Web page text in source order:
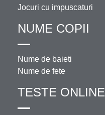
Jocuri cu impuscaturi
NUME COPII
Nume de baieti
Nume de fete
TESTE ONLINE